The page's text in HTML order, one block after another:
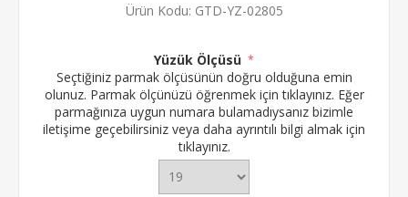
Ürün Kodu: GTD-YZ-02805
Yüzük Ölçüsü *
Seçtiğiniz parmak ölçüsünün doğru olduğuna emin
olunuz. Parmak ölçünüzü öğrenmek için tıklayınız. Eğer
parmağınıza uygun numara bulamadıysanız bizimle
iletişime geçebilirsiniz veya daha ayrıntılı bilgi almak için
tıklayınız.